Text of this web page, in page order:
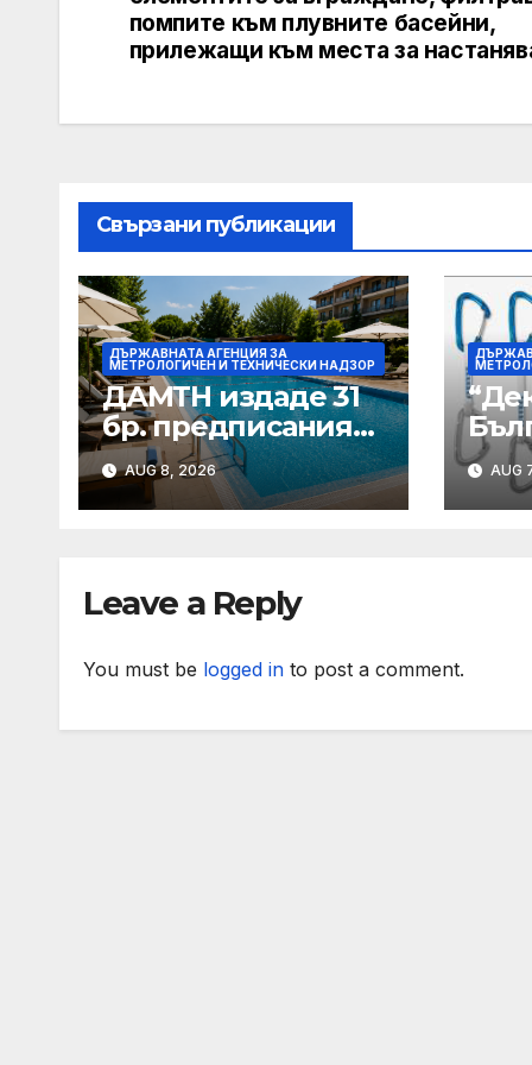
помпите към плувните басейни,
прилежащи към места за
Свързани публикации
ДЪРЖАВНАТА АГЕНЦИЯ ЗА
МЕТРОЛОГИЧЕН И ТЕХНИЧЕСКИ НАДЗОР
ДАМТН издаде 31
бр. предписания
на лица,
стопанисващи
плувни басейни
AUG 8, 2026 AUG
Leave a Reply
You must be logged in to post a comment.